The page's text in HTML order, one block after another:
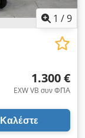
1 /9
1.300 €
EXW VB συν ΦΠΑ
Καλέστε